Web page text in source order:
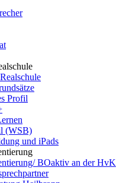
Profil
(WSB)
und iPads
BOaktiv an der HvK